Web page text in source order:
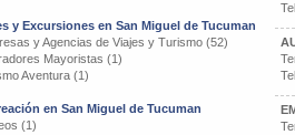
y Excursiones en San Miguel de Tucuman
y Agencias de Viajes y Turismo (52)
Mayoristas (1)
Aventura (1)
en San Miguel de Tucuman
(1)